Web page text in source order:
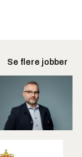
Se flere jobber